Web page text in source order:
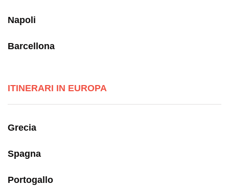
Napoli
Barcellona
ITINERARI IN EUROPA
Grecia
Spagna
Portogallo